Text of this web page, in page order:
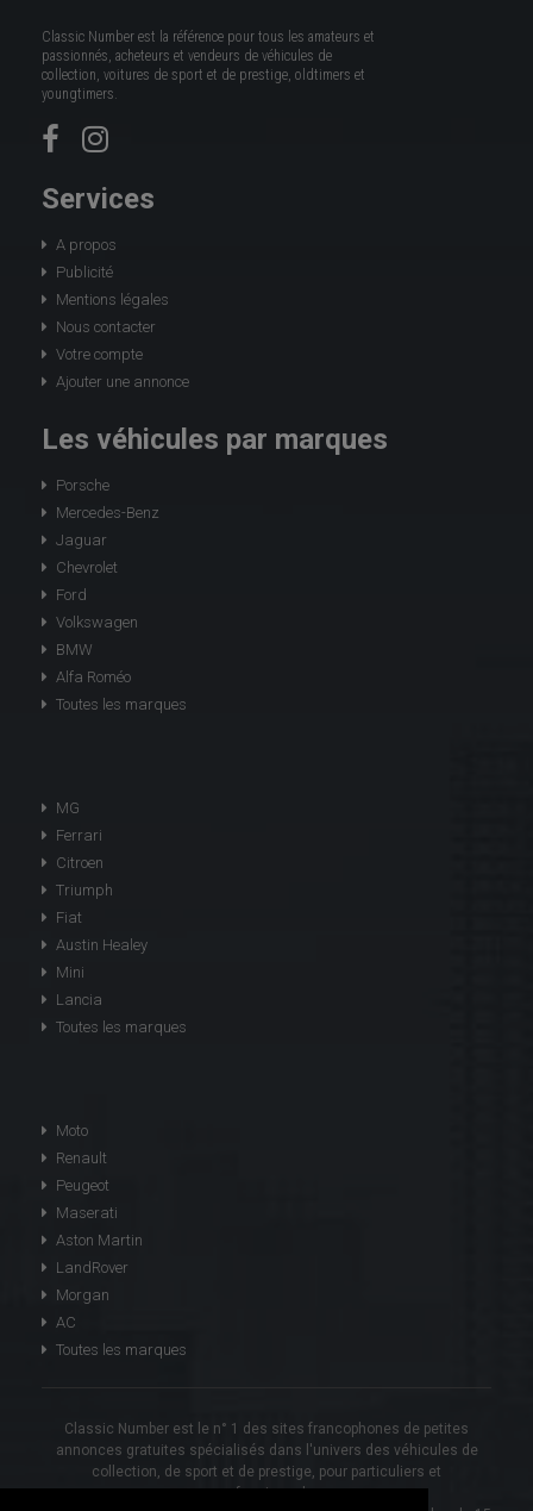
Classic Number est la référence pour tous les amateurs et
passionnés, acheteurs et vendeurs de véhicules de
collection, voitures de sport et de prestige, oldtimers et
youngtimers.
Services
A propos
Publicité
Mentions légales
Nous contacter
Votre compte
Ajouter une annonce
Les véhicules par marques
Porsche
Mercedes-Benz
Jaguar
Chevrolet
Ford
Volkswagen
BMW
Alfa Roméo
Toutes les marques
MG
Ferrari
Citroen
Triumph
Fiat
Austin Healey
Mini
Lancia
Toutes les marques
Moto
Renault
Peugeot
Maserati
Aston Martin
LandRover
Morgan
AC
Toutes les marques
Classic Number est le n° 1 des sites francophones de petites
annonces gratuites spécialisés dans l'univers des véhicules de
collection, de sport et de prestige, pour particuliers et
professionnels.